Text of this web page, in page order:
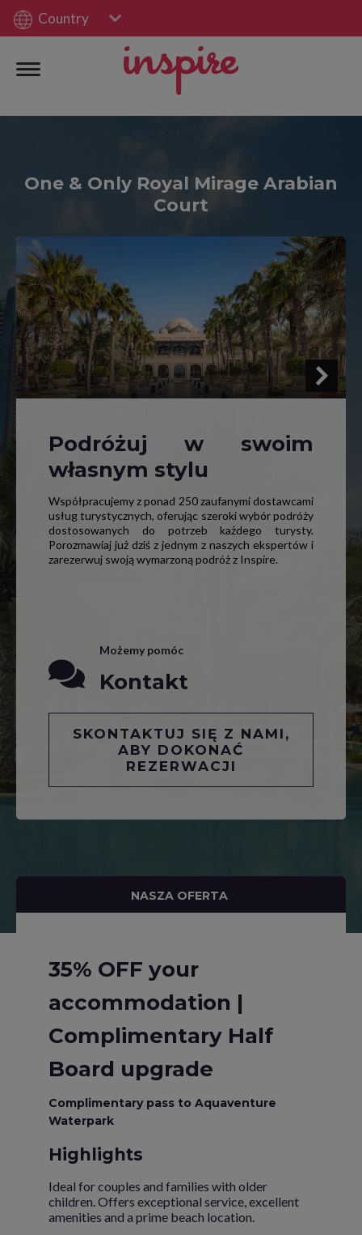
Country
One & Only Royal Mirage Arabian
Court
Podróżuj w swoim
własnym stylu
Współpracujemy z ponad 250 zaufanymi dostawcami
usług turystycznych, oferując szeroki wybór podróży
dostosowanych do potrzeb każdego turysty.
Porozmawiaj już dziś z jednym z naszych ekspertów i
zarezerwuj swoją wymarzoną podróż z Inspire.
Możemy pomóc
Kontakt
SKONTAKTUJ SIĘ Z NAMI,
ABY DOKONAĆ
REZERWACJI
NASZA OFERTA
35% OFF your
accommodation |
Complimentary Half
Board upgrade
Complimentary pass to Aquaventure
Waterpark
Highlights
Ideal for couples and families with older
children. Offers exceptional service, excellent
amenities and a prime beach location.